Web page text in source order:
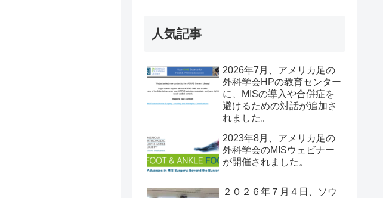
人気記事
2026年7月、アメリカ足の
外科学会HPの教育センター
に、MISの導入や合併症を
避けるための対話が追加さ
れました。
2023年8月、アメリカ足の
外科学会のMISウェビナー
が開催されました。
２０２６年７月４日、ソウ